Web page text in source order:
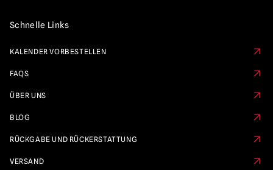
Schnelle Links
KALENDER VORBESTELLEN
FAQS
ÜBER UNS
BLOG
RÜCKGABE UND RÜCKERSTATTUNG
VERSAND